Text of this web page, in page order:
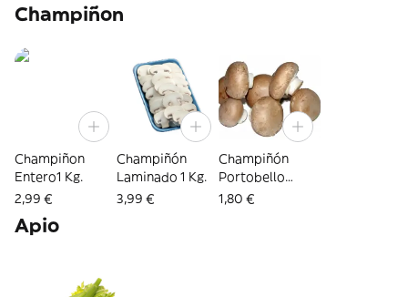
Champiñon
Champiñon
Entero1 Kg.
2,99 €
Champiñón
Laminado 1 Kg.
3,99 €
Champiñón
Portobello
Bandeja 1 Ud.
1,80 €
Apio